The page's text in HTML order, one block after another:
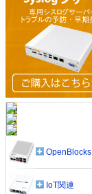
OpenBlocks
IoT関連